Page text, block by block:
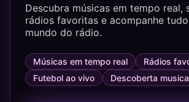
Descubra músicas em tempo real,
rádios favoritas e acompanhe
mundo do rádio.
Músicas em tempo real
Rádios
Futebol ao vivo
Descoberta